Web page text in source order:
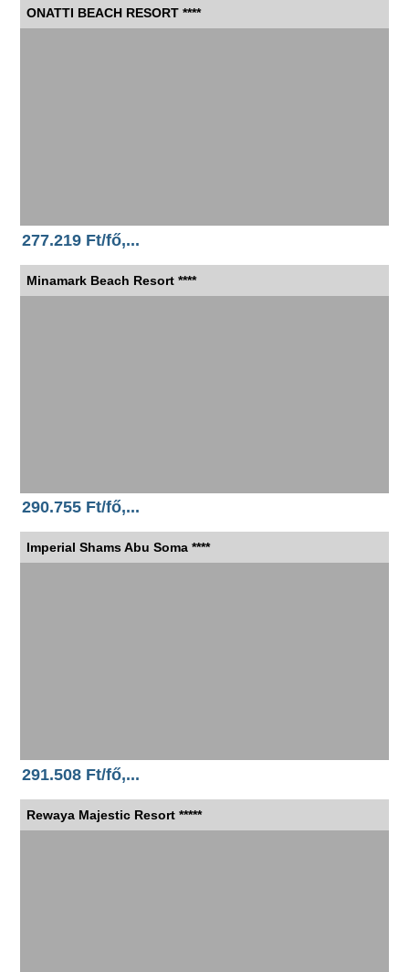
ONATTI BEACH RESORT ****
277.219 Ft/fő,...
Minamark Beach Resort ****
290.755 Ft/fő,...
Imperial Shams Abu Soma ****
291.508 Ft/fő,...
Rewaya Majestic Resort *****